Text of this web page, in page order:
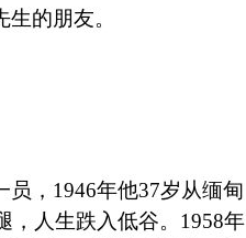
生的朋友。
，1946年他37岁从缅甸
，人生跌入低谷。1958年